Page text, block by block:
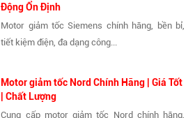
Động Ổn Định
Motor giảm tốc Siemens chính hãng, bền bỉ,
tiết kiệm điện, đa dạng công...
Motor giảm tốc Nord Chính Hãng | Giá Tốt
| Chất Lượng
Cung cấp motor giảm tốc Nord chính hãng,